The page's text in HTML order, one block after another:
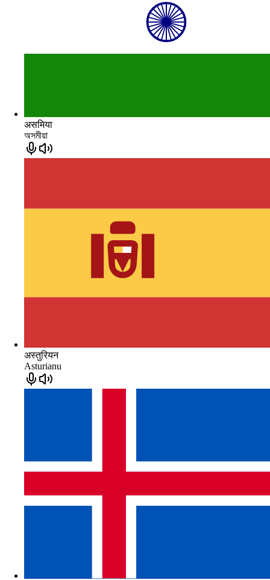
असमिया
অসমীয়া
अस्तुरियन
Asturianu